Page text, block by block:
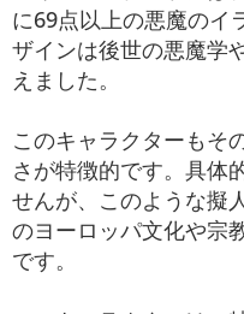
に69点以上の悪魔のイ
ザインは後世の悪魔学
えました。
このキャラクターもそ
さが特徴的です。具体
せんが、このような擬
のヨーロッパ文化や宗
です。